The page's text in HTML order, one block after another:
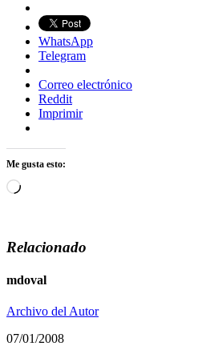
WhatsApp
Telegram
Correo electrónico
Reddit
Imprimir
Me gusta esto:
Cargando...
Relacionado
mdoval
Archivo del Autor
07/01/2008